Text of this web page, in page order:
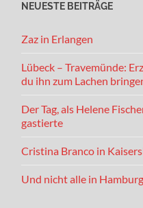
NEUESTE BEITRÄGE
Zaz in Erlangen
Lübeck – Travemünde:
du ihn zum Lachen
Der Tag, als Helene
gastierte
Cristina Branco in
Und nicht alle in